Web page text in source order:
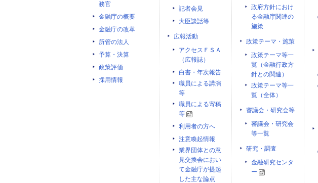
務官
金融庁の概要
金融庁の改革
所管の法人
予算・決算
政策評価
採用情報
記者会見
大臣談話等
広報活動
アクセスＦＳＡ
（広報誌）
白書・年次報告
職員による講演
等
職員による寄稿
等
利用者の方へ
注意喚起情報
業界団体との意
見交換会におい
て金融庁が提起
した主な論点
政府方針におけ
る金融庁関連の
施策
政策テーマ・施策
政策テーマ等一
覧（金融行政方
針との関連）
政策テーマ等一
覧（全体）
審議会・研究会等
審議会・研究会
等一覧
研究・調査
金融研究センタ
ー